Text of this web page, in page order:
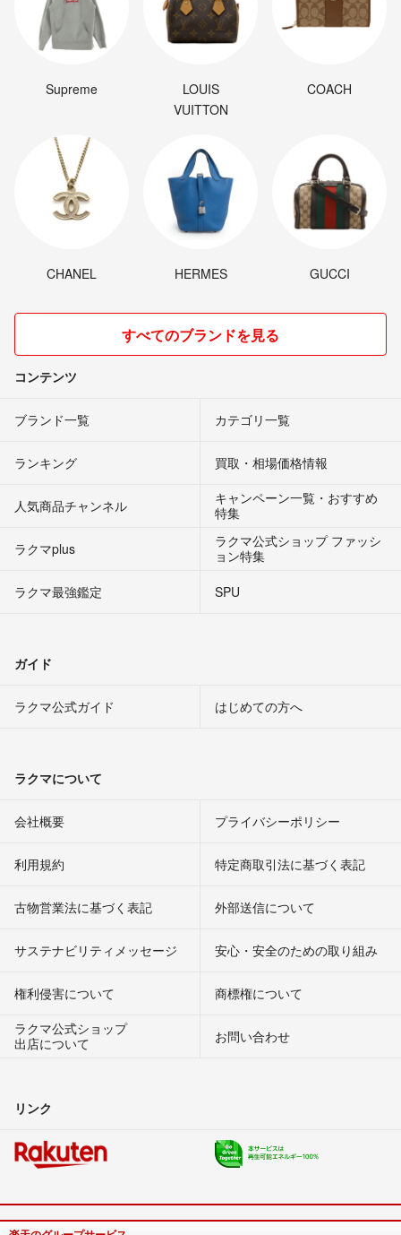
Supreme
LOUIS
VUITTON
COACH
CHANEL HERMES GUCCI
すべてのブランドを見る
コンテンツ
ブランド一覧 カテゴリ一覧
ランキング 買取・相場価格情報
人気商品チャンネル
キャンペーン一覧・おすすめ
特集
ラクマplus
ラクマ公式ショップ ファッシ
ョン特集
ラクマ最強鑑定
SPU
ガイド
ラクマ公式ガイド はじめての方へ
ラクマについて
会社概要 プライバシーポリシー
利用規約 特定商取引法に基づく表記
古物営業法に基づく表記 外部送信について
サステナビリティメッセージ 安心・安全のための取り組み
権利侵害について
商標権について
ラクマ公式ショップ
出店について
お問い合わせ
リンク